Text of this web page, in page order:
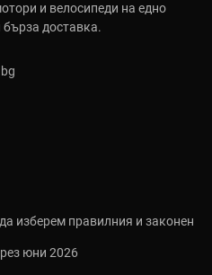
и велосипеди на едно
бърза доставка.
изберем правилния и законен
юни 2026